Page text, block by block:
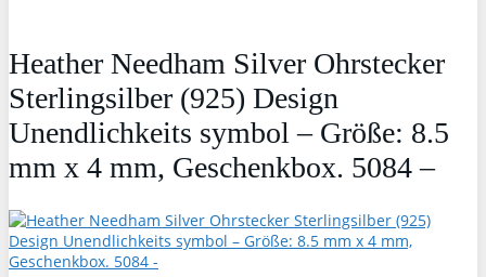
Heather Needham Silver Ohrstecker
Sterlingsilber (925) Design
Unendlichkeits symbol – Größe: 8.5
mm x 4 mm, Geschenkbox. 5084 –